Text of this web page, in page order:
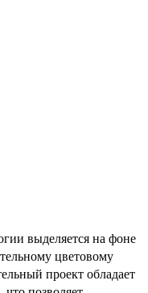
выделяется на фоне
цветовому
проект обладает